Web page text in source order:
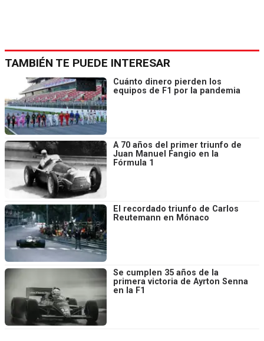
TAMBIÉN TE PUEDE INTERESAR
Cuánto dinero pierden los
equipos de F1 por la pandemia
A 70 años del primer triunfo de
Juan Manuel Fangio en la
Fórmula 1
El recordado triunfo de Carlos
Reutemann en Mónaco
Se cumplen 35 años de la
primera victoria de Ayrton Senna
en la F1